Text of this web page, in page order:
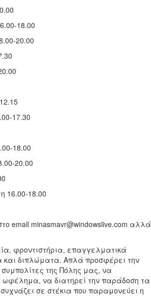
18.00
20.00
17.30
18.00
20.00
16.00-18.00
email minasmavr@windowslive.com αλλά
φροντιστήρια, επαγγελματικά
και διπλώματα. Απλά προσφέρει την
της Πόλης μας, να
ωφέλημα, να διατηρεί την παράδοση τα
σε στέκια που παραμονεύει η